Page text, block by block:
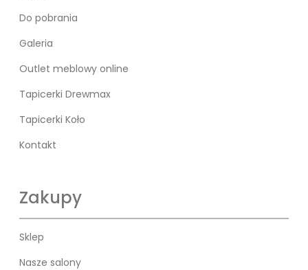
Do pobrania
Galeria
Outlet meblowy online
Tapicerki Drewmax
Tapicerki Koło
Kontakt
Zakupy
Sklep
Nasze salony